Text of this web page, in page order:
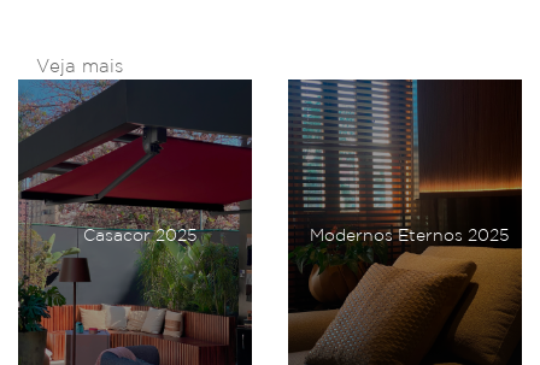
Veja mais
Casacor 2025 Modernos Eternos 2025